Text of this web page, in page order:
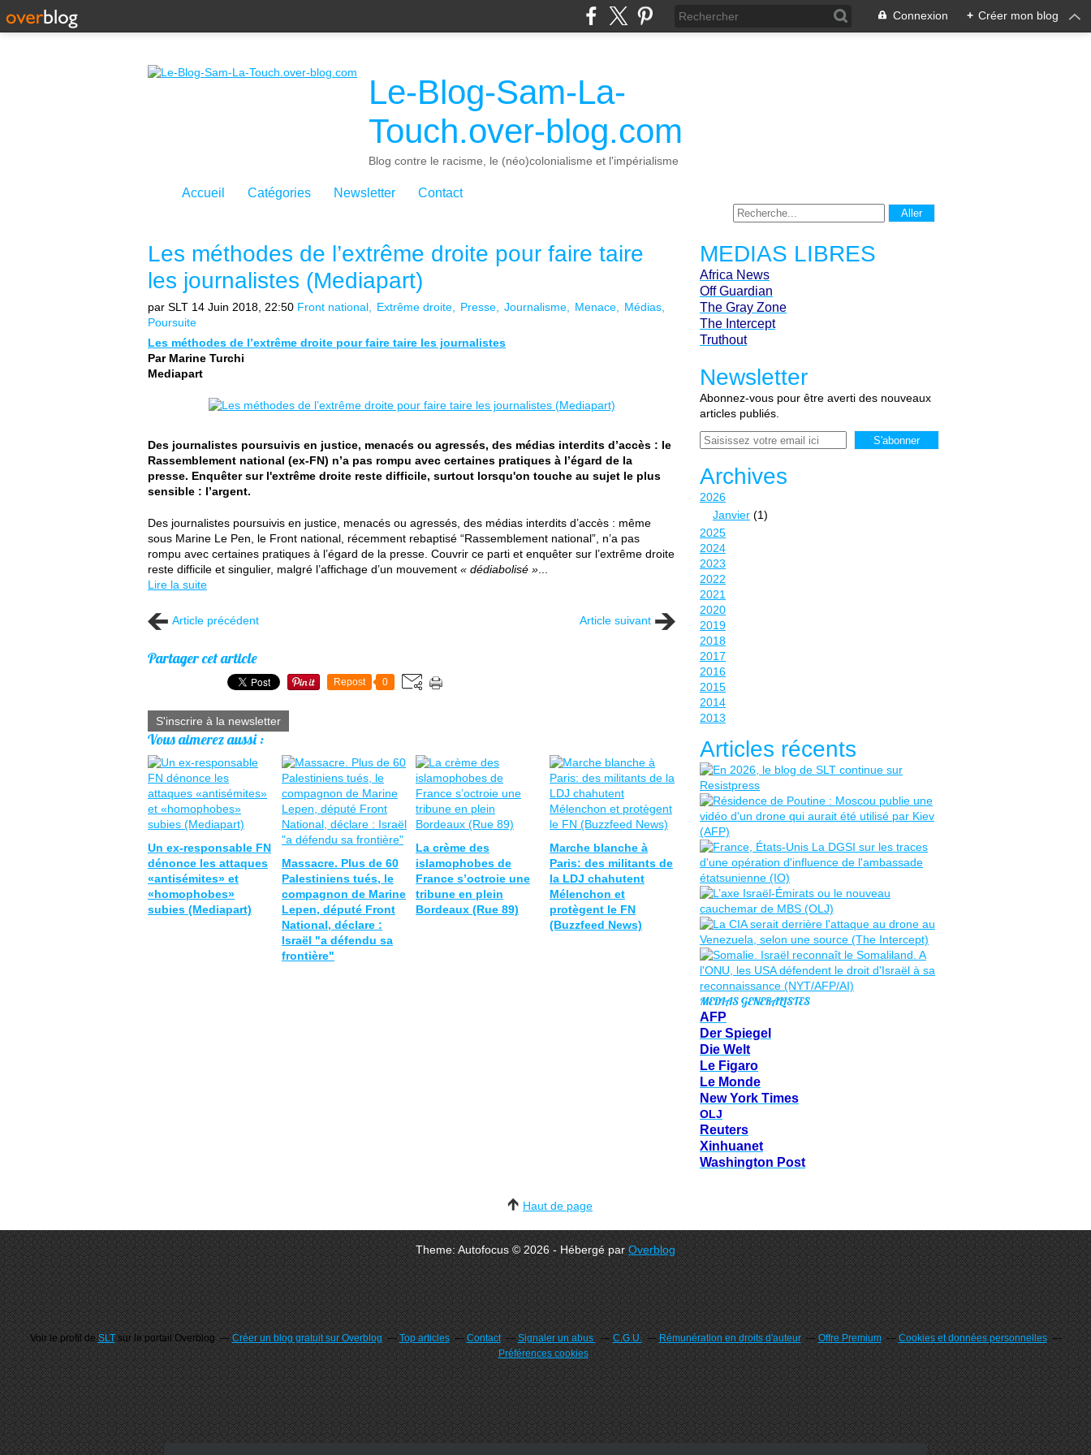
Connexion + Créer mon blog
Le-Blog-Sam-La-
Touch.over-blog.com
Blog contre le racisme, le (néo)colonialisme et l'impérialisme
Accueil Catégories Newsletter Contact
Les méthodes de l’extrême droite pour faire taire
les journalistes (Mediapart)
par SLT 14 Juin 2018, 22:50 Front national Extrême droite Presse Journalisme Menace
Médias
Poursuite
Les méthodes de l’extrême droite pour faire taire les journalistes
Par Marine Turchi
Mediapart
Des journalistes poursuivis en justice, menacés ou agressés, des médias interdits d’accès : le
Rassemblement national (ex-FN) n’a pas rompu avec certaines pratiques à l’égard de la
presse. Enquêter sur l'extrême droite reste difficile, surtout lorsqu'on touche au sujet le plus
sensible : l’argent.
Des journalistes poursuivis en justice, menacés ou agressés, des médias interdits d’accès : même
sous Marine Le Pen, le Front national, récemment rebaptisé “Rassemblement national”, n’a pas
rompu avec certaines pratiques à l’égard de la presse. Couvrir ce parti et enquêter sur l’extrême droite
reste difficile et singulier, malgré l’affichage d’un mouvement « dédiabolisé »
Lire la suite
Article précédent Article suivant
Partager cet article
Repost 0
S'inscrire à la newsletter
Vous aimerez aussi :
Un ex-responsable FN
dénonce les attaques
«antisémites» et
«homophobes»
subies (Mediapart)
Massacre. Plus de 60
Palestiniens tués, le
compagnon de Marine
Lepen, député Front
National, déclare :
Israël "a défendu sa
frontière"
La crème des
islamophobes de
France s’octroie une
tribune en plein
Bordeaux (Rue 89)
Marche blanche à
Paris: des militants de
la LDJ chahutent
Mélenchon et
protègent le FN
(Buzzfeed News)
MEDIAS LIBRES
Africa News
Off Guardian
The Gray Zone
The Intercept
Truthout
Newsletter
Abonnez-vous pour être averti des nouveaux
articles publiés.
Email
Archives
2026
Janvier (1)
2025
2024
2023
2022
2021
2020
2019
2018
2017
2016
2015
2014
2013
Articles récents
MEDIAS GENERALISTES
AFP
Der Spiegel
Die Welt
Le Figaro
Le Monde
New York Times
OLJ
Reuters
Xinhuanet
Washington Post
Haut de page
Theme: Autofocus © 2026 - Hébergé parOverblog
Voir le profil deSLTsur le portail Overblog Créer un blog gratuit sur Overblog Top articles Contact Signaler un abus C.G.U. Rémunération en droits d'auteur Offre Premium
Cookies et données personnelles
Préférences cookies